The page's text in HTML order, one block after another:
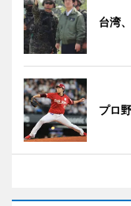
台湾
プロ